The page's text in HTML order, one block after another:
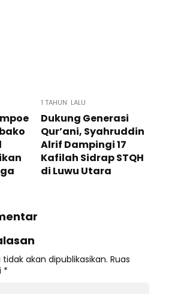
1 TAHUN LALU
Dukung Generasi
Qur’ani, Syahruddin
Alrif Dampingi 17
Kafilah Sidrap STQH
di Luwu Utara
akan dipublikasikan. Ruas
*